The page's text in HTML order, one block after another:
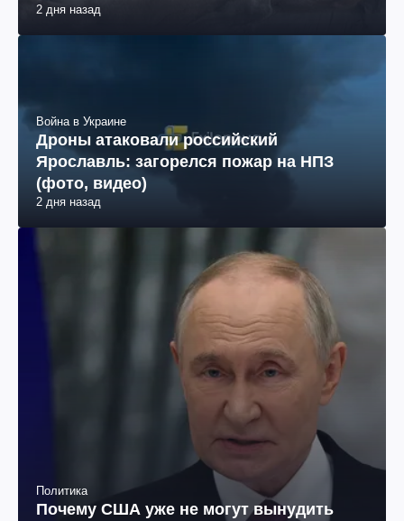
2 дня назад
Война в Украине
Дроны атаковали российский
Ярославль: загорелся пожар на НПЗ
(фото, видео)
2 дня назад
Политика
Почему США уже не могут вынудить